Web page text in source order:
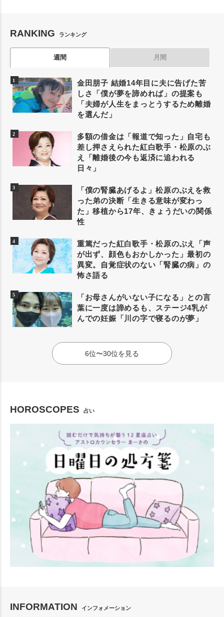
RANKING ランキング
週間 月間
金田朋子 結婚14年目に夫に告げた苦
しさ「僕が夢を諦めれば」の提案も
「夫婦が人生をまっとうするため離婚
を選んだ」
多額の借金は「報道で知った」自宅も
差し押さえられた紅白歌手・松原のぶ
え「離婚後の今も返済に追われる
日々」
「僕の腎臓あげるよ」松原のぶえを救
った弟の決断「生きる意味が変わっ
た」移植から17年、きょうだいの関係
性
重篤だった紅白歌手・松原のぶえ「声
が出ず、顔色もおかしかった」最初の
異変。自覚症状のない「腎臓の病」の
怖さ語る
「お母さんがいない子になる」との言
葉に一度は諦めるも、ステージ4乳が
んでの妊娠「川の字で寝るのが夢」
6位〜30位を見る
HOROSCOPES 占い
INFORMATION インフォメーション